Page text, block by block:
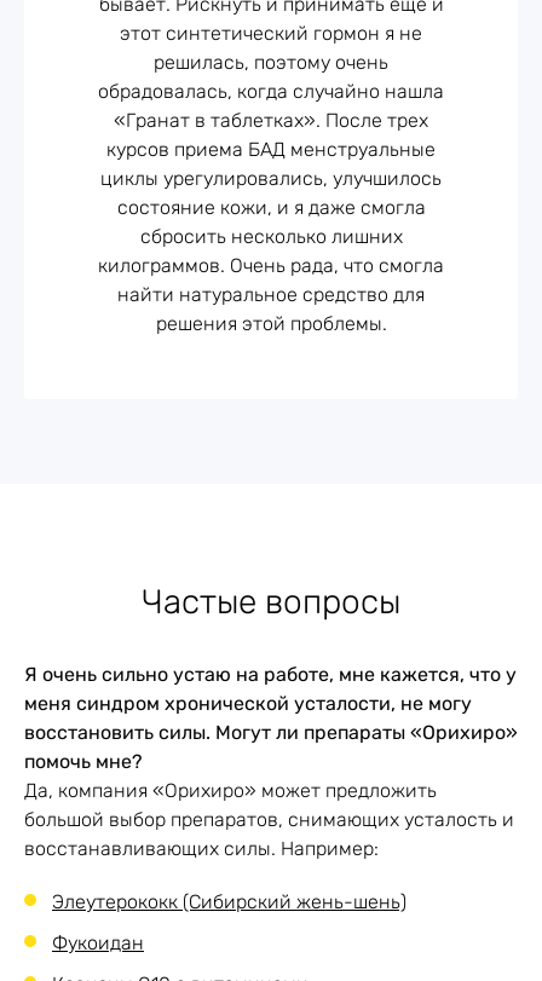
проблему наиболее эффективно, благодаря высокой
концентрации экстракта гранатовых косточек,
находящихся в наиболее полно и легкоусвояемой
форме.
потребности), 0,25 мг
витамина B6 (14% от
рекомендуемой
суточной
потребности), что не
превышает верхний
допустимый уровень
потребления.
порошок экстракт
витамин B1,
вспомогательные
компоненты: лактоза,
эфир сахарозы
Срок годности 24 месяца
этот синтетический гормон я не
решилась, поэтому очень
обрадовалась, когда случайно нашла
«Гранат в таблетках». После трех
курсов приема БАД менструальные
циклы урегулировались, улучшилось
состояние кожи, и я даже смогла
сбросить несколько лишних
килограммов. Очень рада, что смогла
найти натуральное средство для
решения этой проблемы.
Частые вопросы
Я очень сильно устаю на работе, мне кажется, что у
меня синдром хронической усталости, не могу
восстановить силы. Могут ли препараты «Орихиро»
помочь мне?
Да, компания «Орихиро» может предложить
большой выбор препаратов, снимающих усталость и
восстанавливающих силы. Например:
Элеутерококк (Сибирский жень-шень)
Фукоидан